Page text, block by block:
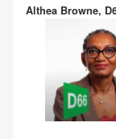
Althea Browne,